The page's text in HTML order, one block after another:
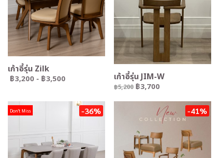
เก้าอี้รุ่น Zilk
฿3,200 - ฿3,500 เก้าอี้รุ่น JIM-W
฿5,200 ฿3,700
Don't Miss -36% -41%